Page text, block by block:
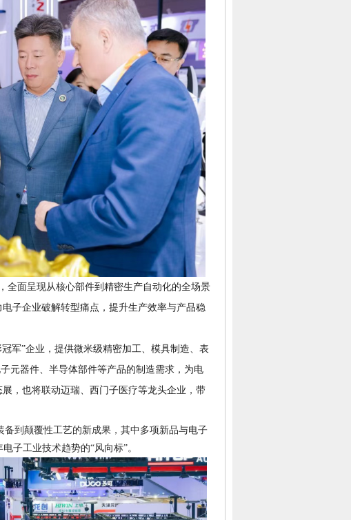
全面呈现从核心部件到精密生产自动化的全场景
子企业破解转型痛点，提升生产效率与产品稳
军”企业，提供微米级精密加工、模具制造、表
元器件、半导体部件等产品的制造需求，为电
，也将联动迈瑞、西门子医疗等龙头企业，带
到颠覆性工艺的新成果，其中多项新品与电子
子工业技术趋势的“风向标”。